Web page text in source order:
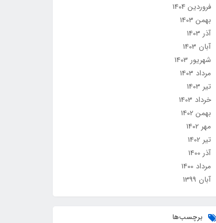
فروردین 1404
بهمن 1403
آذر 1403
آبان 1403
شهریور 1403
مرداد 1403
تير 1403
خرداد 1403
بهمن 1402
مهر 1402
تير 1402
آذر 1400
مرداد 1400
آبان 1399
برچسب‌ها